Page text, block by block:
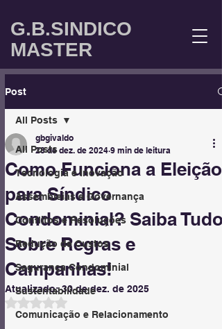
G.B.SINDICO
MASTER
Post
All Posts
Tecnologia e Inovação
Assembleias e Governança
Conflitos e Resoluções
Redução de Custos
Segurança Condominial
Sustentabilidade
Comunicação e Relacionamento
All Posts
Como Funciona a Eleição
para Síndico
Condominial? Saiba Tudo
Sobre Regras e
Campanhas!
gbgivaldo
28 de dez. de 2024 9 min de leitura
Atualizado:30 de dez. de 2025
Avaliado com NaN de 5 estrelas.